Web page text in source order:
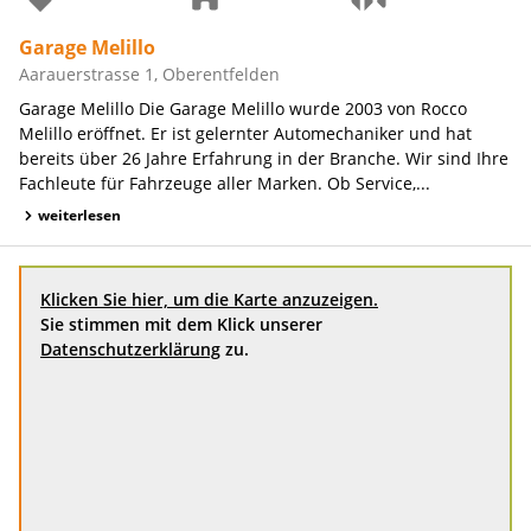
Garage Melillo
Aarauerstrasse 1, Oberentfelden
Garage Melillo Die Garage Melillo wurde 2003 von Rocco
Melillo eröffnet. Er ist gelernter Automechaniker und hat
bereits über 26 Jahre Erfahrung in der Branche. Wir sind Ihre
Fachleute für Fahrzeuge aller Marken. Ob Service,...
weiterlesen
Klicken Sie hier, um die Karte anzuzeigen.
Sie stimmen mit dem Klick unserer
Datenschutzerklärung zu.